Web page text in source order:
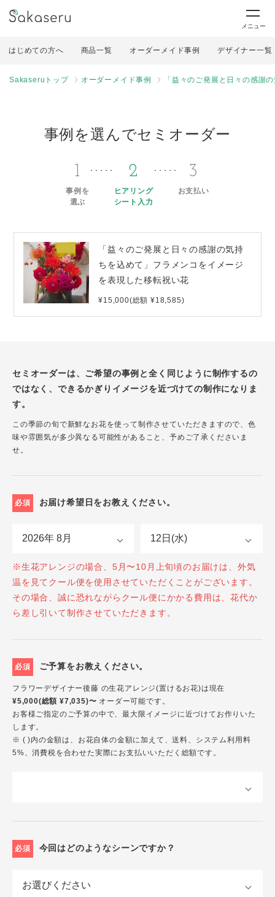
メニュー
はじめての方へ 商品一覧 オーダーメイド事例 デザイナー一覧
Sakaseruトップ オーダーメイド事例 「益々のご発展と日々の感謝
事例を選んでセミオーダー
1
事例を
選ぶ
2
ヒアリング
シート入力
3
お支払い
「益々のご発展と日々の感謝の気持
ちを込めて」フラメンコをイメージ
を表現した移転祝い花
¥15,000(総額 ¥18,585)
セミオーダーは、ご希望の事例と全く同じように制作するの
ではなく、できるかぎりイメージを近づけての制作になりま
す。
この季節の旬で新鮮なお花を使って制作させていただきますので、色
味や雰囲気が多少異なる可能性があること、予めご了承くださいま
せ。
必須 お届け希望日をお教えください。
※生花アレンジの場合、5月〜10月上旬頃のお届けは、外気
温を見てクール便を使用させていただくことがございます。
その場合、誠に恐れながらクール便にかかる費用は、花代か
ら差し引いて制作させていただきます。
必須 ご予算をお教えください。
フラワーデザイナー後藤 の生花アレンジ(置けるお花)は現在
¥5,000(総額 ¥7,035)〜 オーダー可能です。
お客様ご指定のご予算の中で、最大限イメージに近づけてお作りいた
します。
※ ( )内の金額は、お花自体の金額に加えて、送料、システム利用料
5%、消費税を合わせた実際にお支払いいただく総額です。
必須 今回はどのようなシーンですか？